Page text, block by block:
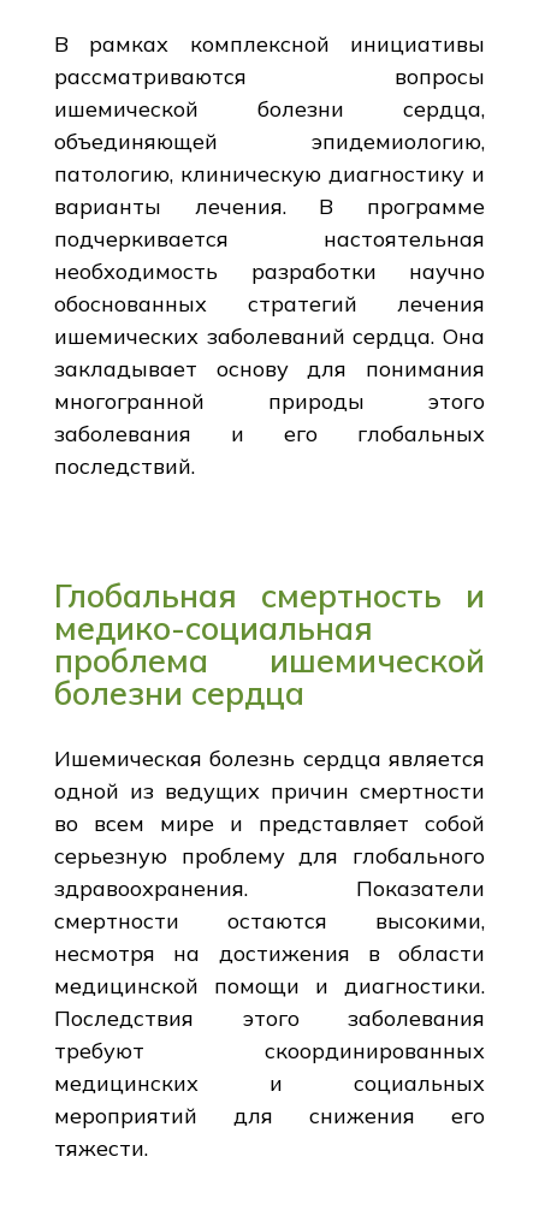
В рамках комплексной инициативы
рассматриваются вопросы
ишемической болезни сердца,
объединяющей эпидемиологию,
патологию, клиническую диагностику и
варианты лечения. В программе
подчеркивается настоятельная
необходимость разработки научно
обоснованных стратегий лечения
ишемических заболеваний сердца. Она
закладывает основу для понимания
многогранной природы этого
заболевания и его глобальных
последствий.
Глобальная смертность и
медико-социальная
проблема ишемической
болезни сердца
Ишемическая болезнь сердца является
одной из ведущих причин смертности
во всем мире и представляет собой
серьезную проблему для глобального
здравоохранения. Показатели
смертности остаются высокими,
несмотря на достижения в области
медицинской помощи и диагностики.
Последствия этого заболевания
требуют скоординированных
медицинских и социальных
мероприятий для снижения его
тяжести.